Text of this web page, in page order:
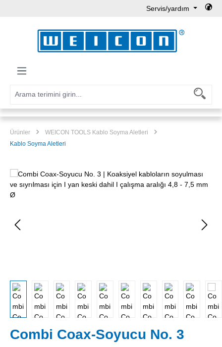
Servis/yardım
Ürünler
WEICON TOOLS Kablo Soyma Aletleri
Kablo Soyma Aletleri
Resim galerisini atla
Combi Coax-Soyucu No. 3